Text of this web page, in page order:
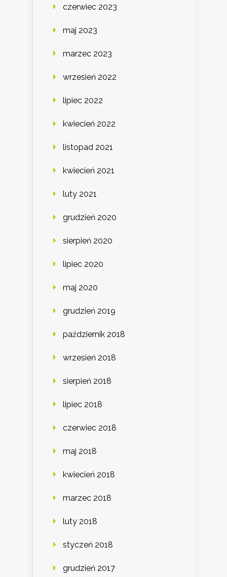
czerwiec 2023
maj 2023
marzec 2023
wrzesień 2022
lipiec 2022
kwiecień 2022
listopad 2021
kwiecień 2021
luty 2021
grudzień 2020
sierpień 2020
lipiec 2020
maj 2020
grudzień 2019
październik 2018
wrzesień 2018
sierpień 2018
lipiec 2018
czerwiec 2018
maj 2018
kwiecień 2018
marzec 2018
luty 2018
styczeń 2018
grudzień 2017